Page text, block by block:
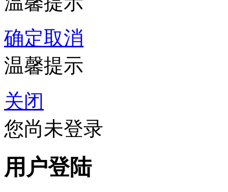
确定取消
温馨提示
关闭
您尚未登录
用户登陆